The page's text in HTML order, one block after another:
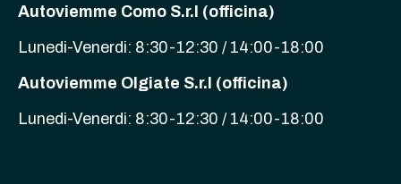
Autoviemme Como S.r.l (officina)
Lunedi-Venerdi: 8:30-12:30 / 14:00-18:00
Autoviemme Olgiate S.r.l (officina)
Lunedi-Venerdi: 8:30-12:30 / 14:00-18:00